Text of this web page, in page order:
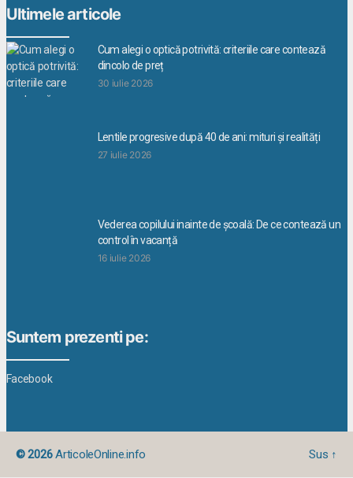
Ultimele articole
Cum alegi o optică potrivită: criteriile care contează
dincolo de preț
30 iulie 2026
Lentile progresive după 40 de ani: mituri și realități
27 iulie 2026
Vederea copilului inainte de școală: De ce contează un
control în vacanță
16 iulie 2026
Suntem prezenti pe:
Facebook
© 2026ArticoleOnline.info Sus ↑